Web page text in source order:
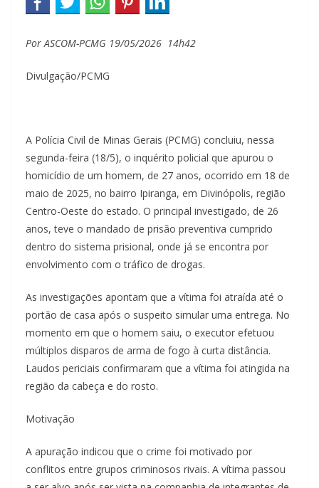
Por ASCOM-PCMG 19/05/2026 14h42
Divulgação/PCMG
A Polícia Civil de Minas Gerais (PCMG) concluiu, nessa
segunda-feira (18/5), o inquérito policial que apurou o
homicídio de um homem, de 27 anos, ocorrido em 18 de
maio de 2025, no bairro Ipiranga, em Divinópolis, região
Centro-Oeste do estado. O principal investigado, de 26
anos, teve o mandado de prisão preventiva cumprido
dentro do sistema prisional, onde já se encontra por
envolvimento com o tráfico de drogas.
As investigações apontam que a vítima foi atraída até o
portão de casa após o suspeito simular uma entrega. No
momento em que o homem saiu, o executor efetuou
múltiplos disparos de arma de fogo à curta distância.
Laudos periciais confirmaram que a vítima foi atingida na
região da cabeça e do rosto.
Motivação
A apuração indicou que o crime foi motivado por
conflitos entre grupos criminosos rivais. A vítima passou